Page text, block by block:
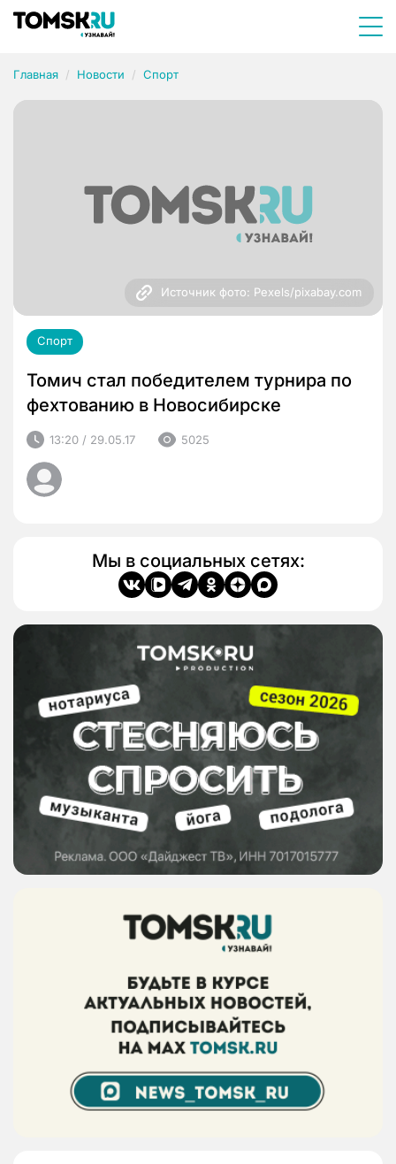
Главная Новости Спорт
Источник фото: Pexels/pixabay.com
Спорт
Томич стал победителем турнира по
фехтованию в Новосибирске
13:20 / 29.05.17 5025
Мы в социальных сетях: